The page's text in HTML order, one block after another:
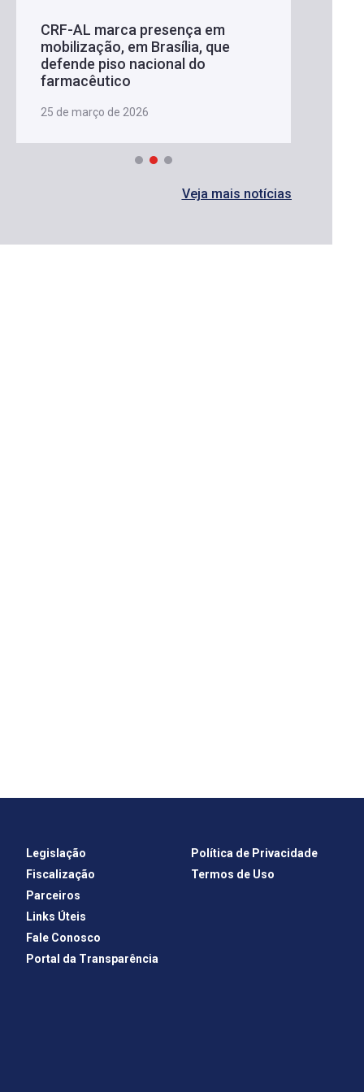
CRF-AL marca presença em
mobilização, em Brasília, que
defende piso nacional do
farmacêutico
25 de março de 2026
Veja mais notícias
Legislação
Fiscalização
Parceiros
Links Úteis
Fale Conosco
Portal da Transparência
Política de Privacidade
Termos de Uso